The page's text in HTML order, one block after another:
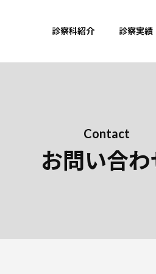
診察科紹介 診察実績
Contact
お問い合わ